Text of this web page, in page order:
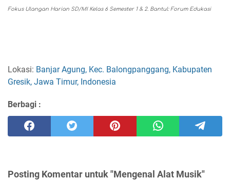
Fokus Ulangan Harian SD/MI Kelas 6 Semester 1 & 2. Bantul: Forum Edukasi
Lokasi: Banjar Agung, Kec. Balongpanggang, Kabupaten
Gresik, Jawa Timur, Indonesia
Berbagi :
Posting Komentar untuk "Mengenal Alat Musik"